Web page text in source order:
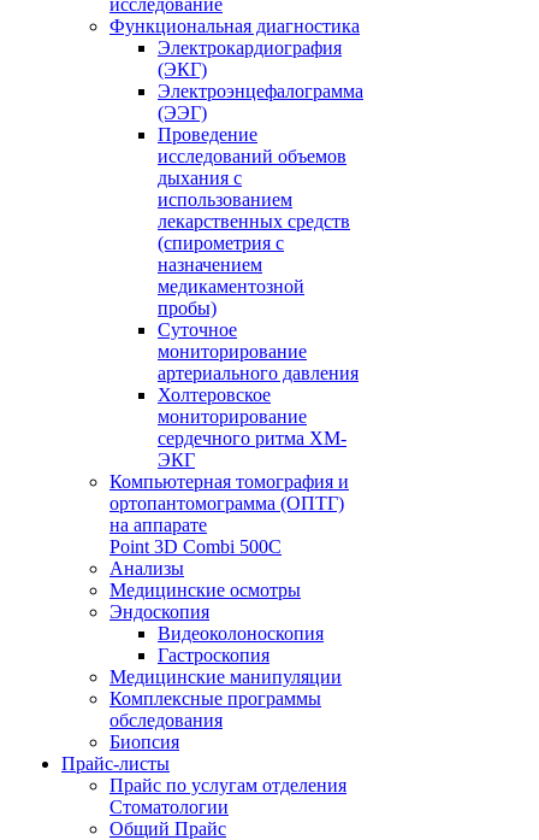
исследование
Функциональная диагностика
Электрокардиография
(ЭКГ)
Электроэнцефалограмма
(ЭЭГ)
Проведение
исследований объемов
дыхания с
использованием
лекарственных средств
(спирометрия с
назначением
медикаментозной
пробы)
Суточное
мониторирование
артериального давления
Холтеровское
мониторирование
сердечного ритма ХМ-
ЭКГ
Компьютерная томография и
ортопантомограмма (ОПТГ)
на аппарате
Point 3D Combi 500C
Анализы
Медицинские осмотры
Эндоскопия
Видеоколоноскопия
Гастроскопия
Медицинские манипуляции
Комплексные программы
обследования
Биопсия
Прайс-листы
Прайс по услугам отделения
Стоматологии
Общий Прайс